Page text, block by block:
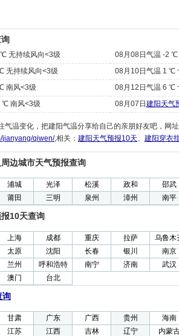
无持续风向<3级
08月08日气温 -2
无持续风向<3级
08月10日气温 1 ℃
南风<3级
08月12日气温 6 ℃
℃ 南风<3级
08月07日 建阳天气
气温变化，把建阳气温分享给自己的亲朋好友吧，网址
jianyang/qiwen/,相关： 建阳天气预报10天、 建阳穿衣
边城市天气预报查询
浦城 光泽 松溪 政和 邵武
莆田 三明 泉州 漳州 南平
10天查询
上海 成都 重庆 拉萨 乌鲁木
太原 沈阳 长春 银川 南京
兰州 呼和浩特 南宁 济南 武汉
澳门 台北
询
甘肃 广东 广西 贵州 海南
江苏 江西 吉林 辽宁 内蒙